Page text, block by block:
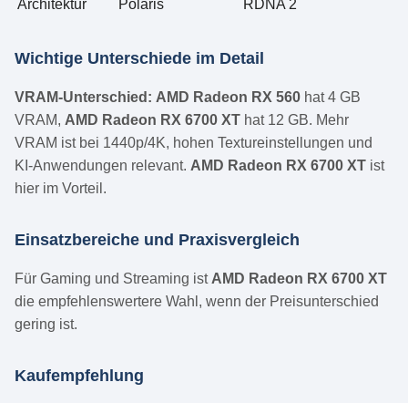
Architektur
Polaris RDNA 2
Wichtige Unterschiede im Detail
VRAM-Unterschied: AMD Radeon RX 560 hat 4 GB
VRAM, AMD Radeon RX 6700 XT hat 12 GB. Mehr
VRAM ist bei 1440p/4K, hohen Textureinstellungen und
KI-Anwendungen relevant. AMD Radeon RX 6700 XT ist
hier im Vorteil.
Einsatzbereiche und Praxisvergleich
Für Gaming und Streaming ist AMD Radeon RX 6700 XT
die empfehlenswertere Wahl, wenn der Preisunterschied
gering ist.
Kaufempfehlung